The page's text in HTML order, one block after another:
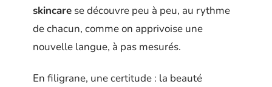
skincare se découvre peu à peu, au rythme
de chacun, comme on apprivoise une
nouvelle langue, à pas mesurés.
En filigrane, une certitude : la beauté